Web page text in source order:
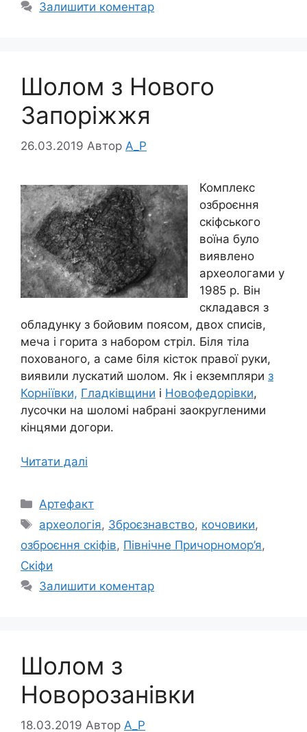
Залишити коментар
Шолом з Нового
Запоріжжя
26.03.2019 Автор A_P
Комплекс
озброєння
скіфського
воїна було
виявлено
археологами у
1985 р. Він
складався з
обладунку з бойовим поясом, двох списів,
меча і горита з набором стріл. Біля тіла
похованого, а саме біля кісток правої руки,
виявили лускатий шолом. Як і екземпляри з
Корніївки, Гладківщини і Новофедорівки,
лусочки на шоломі набрані заокругленими
кінцями догори.
Читати далі
Категорії
Артефакт
Позначки
археологія, Зброєзнавство, кочовики,
озброєння скіфів, Північне Причорномор’я,
Скіфи
Залишити коментар
Шолом з
Новорозанівки
18.03.2019 Автор A_P